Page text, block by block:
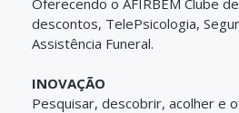
descontos, TelePsicologia,
Assistência Funeral.
INOVAÇÃO
Pesquisar, descobrir, acolher e